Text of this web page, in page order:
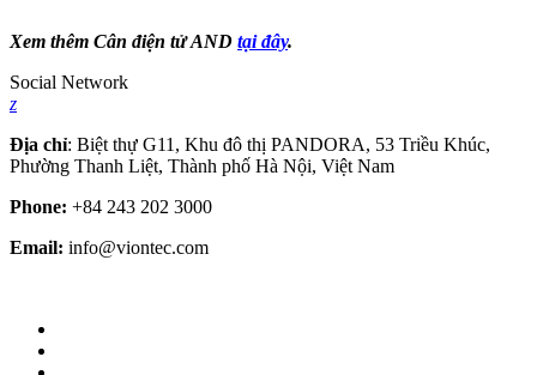
Xem thêm Cân điện tử AND tại đây.
Social Network
z
Địa chỉ: Biệt thự G11, Khu đô thị PANDORA, 53 Triều Khúc,
Phường Thanh Liệt, Thành phố Hà Nội, Việt Nam
Phone: +84 243 202 3000
Email: info@viontec.com